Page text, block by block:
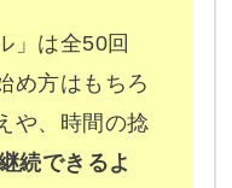
」は全50回
め方はもちろ
や、時間の捻
続できるよ